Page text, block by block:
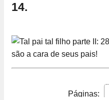
14.
Páginas: